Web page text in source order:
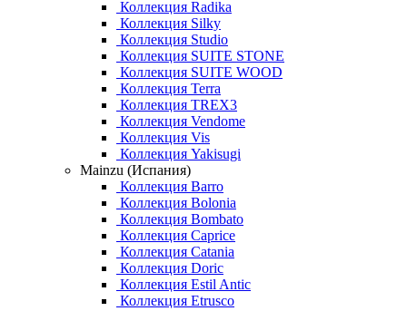
Коллекция Radika
Коллекция Silky
Коллекция Studio
Коллекция SUITE STONE
Коллекция SUITE WOOD
Коллекция Terra
Коллекция TREX3
Коллекция Vendome
Коллекция Vis
Коллекция Yakisugi
Mainzu (Испания)
Коллекция Barro
Коллекция Bolonia
Коллекция Bombato
Коллекция Caprice
Коллекция Catania
Коллекция Doric
Коллекция Estil Antic
Коллекция Etrusco